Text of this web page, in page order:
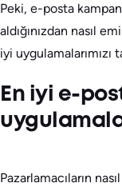
Peki, e-posta
aldığınızdan nasıl
iyi uygulamalarımızı
En iyi e-
Pazarlamacıların